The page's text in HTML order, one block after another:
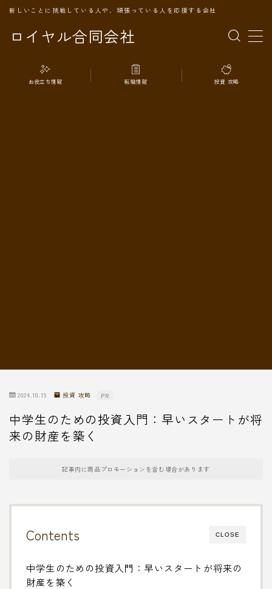
ロイヤル合同会社
新しいことに挑戦している人や、頑張っている人を応援する会社
MENU
TOPページ
お役立ち情報 転職情報 投資 攻略
2024.10.19 投資 攻略 PR
中学生のための投資入門：早いスタートが将
来の財産を築く
記事内に商品プロモーションを含む場合があります
CLOSE
Contents
中学生のための投資入門：早いスタートが将来の
財産を築く